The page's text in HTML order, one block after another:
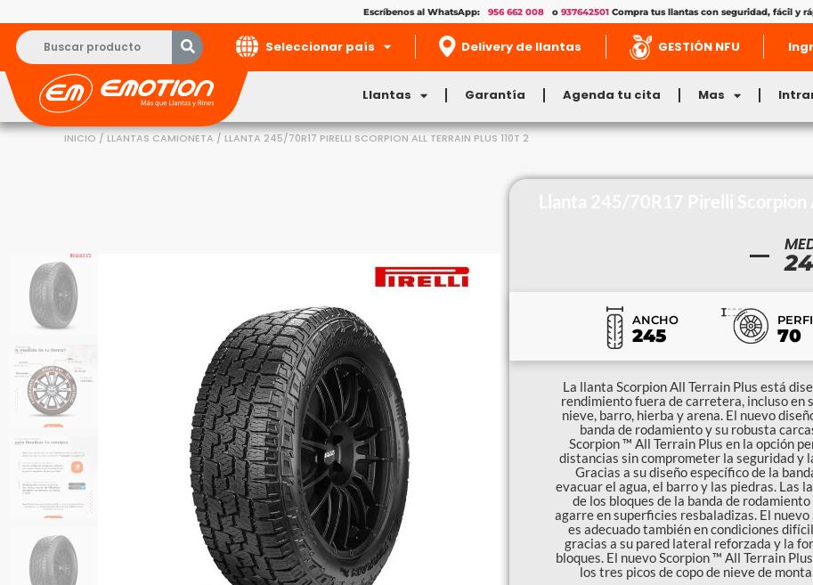
Escríbenos al WhatsApp: 956 662 008 o 937642501 Compra tus llantas con seguridad, fácil y
Seleccionar país Delivery de llantas GESTIÓN NFU
Llantas Garantía Agenda tu cita Mas
INICIO / LLANTAS CAMIONETA / LLANTA 245/70R17 PIRELLI SCORPION ALL TERRAIN PLUS 110T 2
ANCHO
245 70
La llanta Scorpion All Terrain Plus está
rendimiento fuera de carretera, incluso en
nieve, barro, hierba y arena. El nuevo
banda de rodamiento y su robusta
Scorpion ™ All Terrain Plus en la opción
distancias sin comprometer la seguridad y
Gracias a su diseño específico de la
evacuar el agua, el barro y las piedras. Las
de los bloques de la banda de
agarre en superficies resbaladizas. El
es adecuado también en condiciones
gracias a su pared lateral reforzada y la
bloques. El nuevo Scorpion ™ All Terrain
los tres picos de copo de nieve de